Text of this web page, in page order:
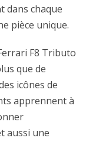
dans chaque
pièce unique.
F8 Tributo
que de
icônes de
apprennent à
aussi une